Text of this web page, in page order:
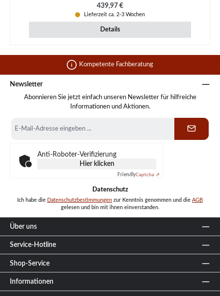
Regulärer Preis:
439,97 €
Lieferzeit ca. 2-3 Wochen
Details
Kompetente Fachberatung
Newsletter
Abonnieren Sie jetzt einfach unseren Newsletter für hilfreiche
Informationen und Aktionen.
Mail-
Anti-Roboter-Verifizierung
Hier klicken
FriendlyCaptcha ⇗
Datenschutz
Ich habe die Datenschutzbestimmungen zur Kenntnis genommen und die AGB
gelesen und bin mit ihnen einverstanden.
Über uns
Service-Hotline
Shop-Service
Informationen